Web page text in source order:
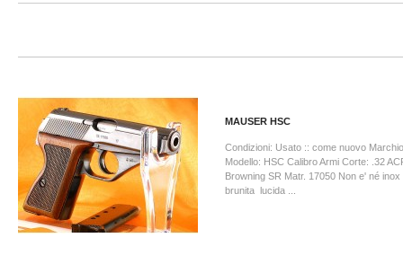
MAUSER HSC
Condizioni: Usato :: come nuovo
Modello: HSC Calibro Armi Corte: .32
Browning SR Matr. 17050 Non e' né
brunita lucida ...